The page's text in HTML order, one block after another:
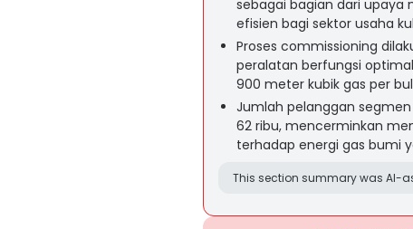
sebagai bagian dari
efisien bagi sektor usaha
Proses commissioning
peralatan berfungsi
900 meter kubik gas per
Jumlah pelanggan segmen
62 ribu, mencerminkan
terhadap energi gas bumi
This section summary was AI-